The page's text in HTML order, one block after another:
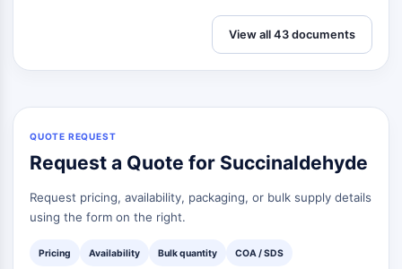
View all 43 documents
QUOTE REQUEST
Request a Quote for Succinaldehyde
Request pricing, availability, packaging, or bulk supply details
using the form on the right.
Pricing Availability Bulk quantity COA / SDS